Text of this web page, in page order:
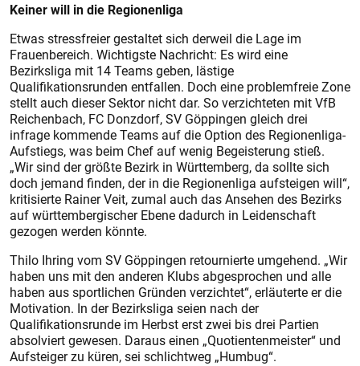
Keiner will in die Regionenliga
Etwas stressfreier gestaltet sich derweil die Lage im
Frauenbereich. Wichtigste Nachricht: Es wird eine
Bezirksliga mit 14 Teams geben, lästige
Qualifikationsrunden entfallen. Doch eine problemfreie Zone
stellt auch dieser Sektor nicht dar. So verzichteten mit VfB
Reichenbach, FC Donzdorf, SV Göppingen gleich drei
infrage kommende Teams auf die Option des Regionenliga-
Aufstiegs, was beim Chef auf wenig Begeisterung stieß.
„Wir sind der größte Bezirk in Württemberg, da sollte sich
doch jemand finden, der in die Regionenliga aufsteigen will“,
kritisierte Rainer Veit, zumal auch das Ansehen des Bezirks
auf württembergischer Ebene dadurch in Leidenschaft
gezogen werden könnte.
Thilo Ihring vom SV Göppingen retournierte umgehend. „Wir
haben uns mit den anderen Klubs abgesprochen und alle
haben aus sportlichen Gründen verzichtet“, erläuterte er die
Motivation. In der Bezirksliga seien nach der
Qualifikationsrunde im Herbst erst zwei bis drei Partien
absolviert gewesen. Daraus einen „Quotientenmeister“ und
Aufsteiger zu küren, sei schlichtweg „Humbug“.